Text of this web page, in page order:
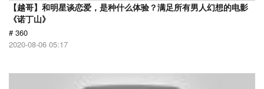
【越哥】和明星谈恋爱，是种什么体验？满足所有男人幻想的电影
《诺丁山》
# 360
2020-08-06 05:17